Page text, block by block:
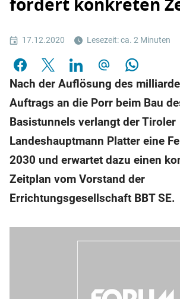
17.12.2020 Lesezeit: ca. 2 Minuten
Nach der Auflösung des
Auftrags an die Porr beim Bau
Basistunnels verlangt der Tiroler
Landeshauptmann Platter eine
2030 und erwartet dazu einen
Zeitplan vom Vorstand der
Errichtungsgesellschaft BBT SE.